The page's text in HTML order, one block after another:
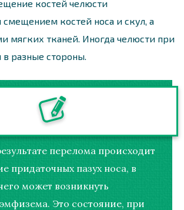
костей челюсти
смещением костей носа и скул, а
мягких тканей. Иногда челюсти при
в разные стороны.
перелома происходит
придаточных пазух носа, в
может возникнуть
Это состояние, при